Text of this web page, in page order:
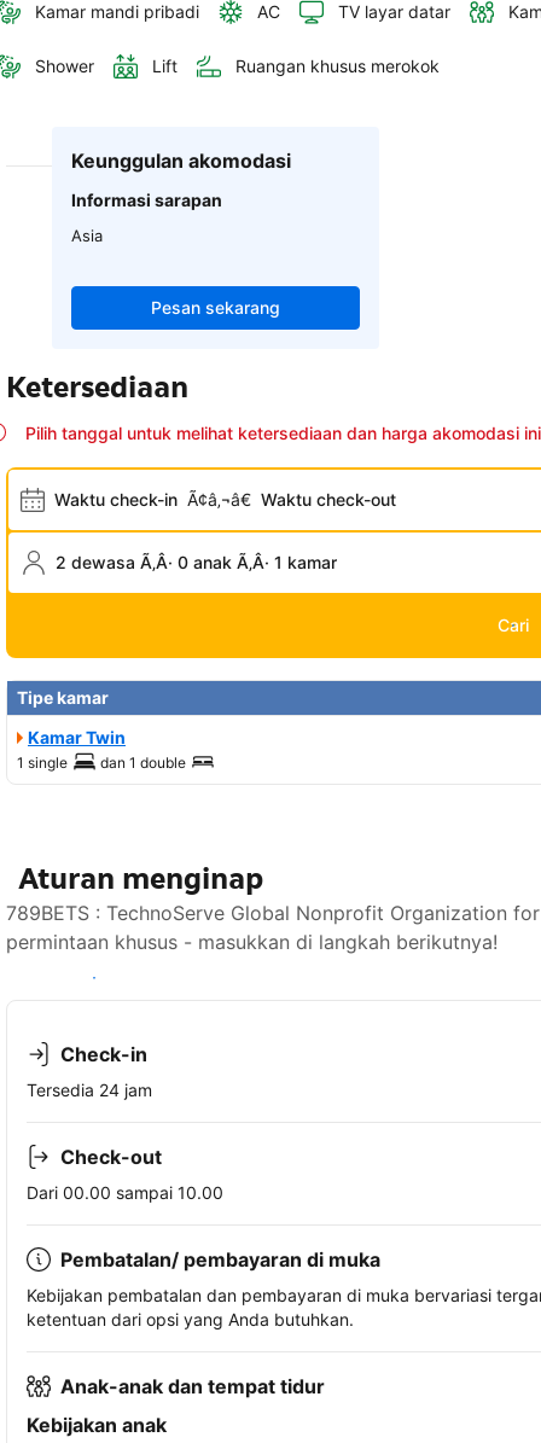
Kamar mandi pribadi AC TV layar datar
Shower Lift Ruangan khusus merokok
Keunggulan akomodasi
Informasi sarapan
Asia
Pesan sekarang
Ketersediaan
Pilih tanggal untuk melihat ketersediaan dan harga akomodasi ini
Waktu check-in Ã¢â‚¬â€ Waktu check-out
2 dewasa Ã‚Â· 0 anak Ã‚Â· 1 kamar
Cari
Tipe kamar
Kamar Twin
1 single dan 1 double
Aturan menginap
789BETS : TechnoServe Global Nonprofit Organization
permintaan khusus - masukkan di langkah berikutnya!
Lihat ketersediaan
Check-in
Tersedia 24 jam
Check-out
Dari 00.00 sampai 10.00
Pembatalan/ pembayaran di muka
Kebijakan pembatalan dan pembayaran di muka bervariasi
ketentuan dari opsi yang Anda butuhkan.
Anak-anak dan tempat tidur
Kebijakan anak